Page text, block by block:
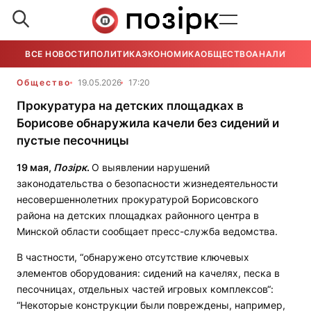
ВСЕ НОВОСТИ ПОЛИТИКАЭКОНОМИКАОБЩЕСТВОАНАЛИТИКА
Общество 19.05.2026 17:20
Прокуратура на детских площадках в
Борисове обнаружила качели без сидений и
пустые песочницы
19 мая, Позірк. О выявлении нарушений
законодательства о безопасности жизнедеятельности
несовершеннолетних прокуратурой Борисовского
района на детских площадках районного центра в
Минской области сообщает пресс-служба ведомства.
В частности, “обнаружено отсутствие ключевых
элементов оборудования: сидений на качелях, песка в
песочницах, отдельных частей игровых комплексов“:
“Некоторые конструкции были повреждены, например,